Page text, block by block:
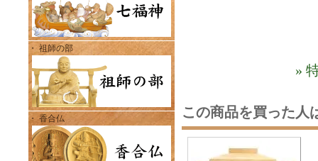
・ 祖師の部
・ 香合仏
»
この商品を買った人